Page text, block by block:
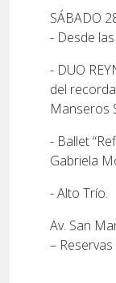
SÁBADO
- Desde
- DUO
del
Manseros
- Ballet
Gabriela
- Alto Trío.
Av. San
–